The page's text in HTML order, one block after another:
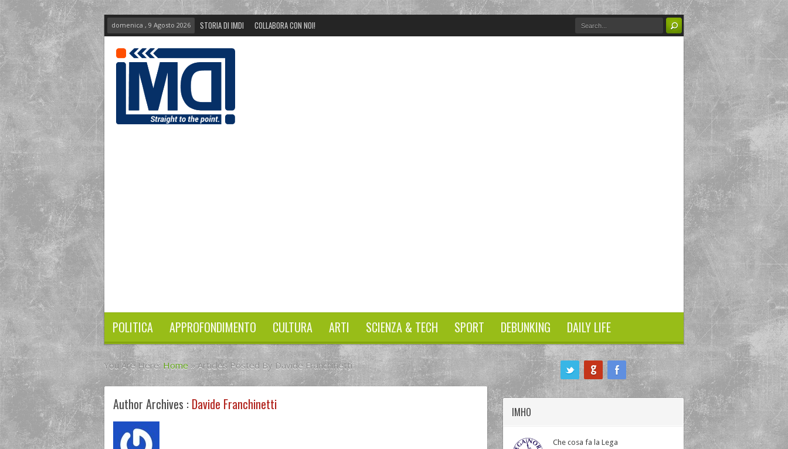
domenica , 9 Agosto 2026 STORIA DI IMDI COLLABORA CON NOI!
POLITICA APPROFONDIMENTO CULTURA ARTI SCIENZA & TECH SPORT DEBUNKING DAILY LIFE
You Are Here:Home » Articles Posted By Davide Franchinetti
Author Archives : Davide Franchinetti
twittergoogleplusfacebook
IMHO
Che cosa fa la Lega